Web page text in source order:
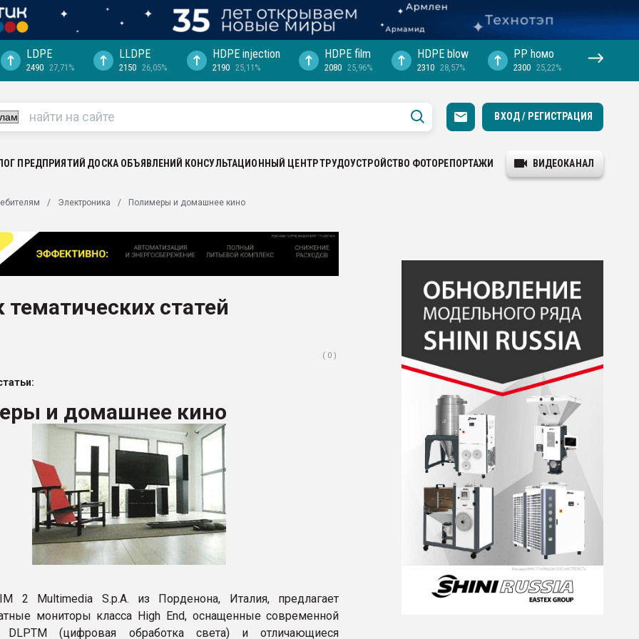
с.-в.
выходит на
рынке
LDPE
2490 27,71%
LLDPE
2150 26,05%
HDPE injection
2190 25,11%
HDPE film
2080 25,96%
HDPE blow
2310 28,57%
PP hомо
2300 25,22%
ВХОД / РЕГИСТРАЦИЯ
ПРЕДПРИЯТИЙ ДОСКА ОБЪЯВЛЕНИЙ КОНСУЛЬТАЦИОННЫЙ ЦЕНТРТРУДОУСТРОЙСТВО ФОТОРЕПОРТАЖИ ВИДЕОКАНАЛ
Электроника Полимеры и домашнее кино
тематических статей
( 0 )
и домашнее кино
2 Multimedia S.p.A. из Порденона, Италия, предлагает
мониторы класса High End, оснащенные современной
DLPTM (цифровая обработка света) и отличающиеся